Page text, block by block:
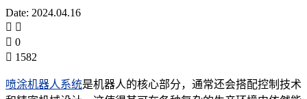
Date: 2024.04.16
0
1582
喷涂机器人系统是机器人的核心部分，通常还会搭配控制技术